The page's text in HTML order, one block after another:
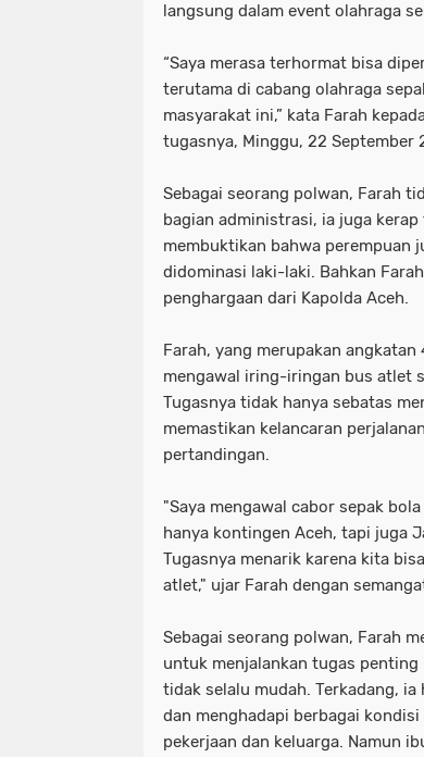
langsung dalam event olahraga
“Saya merasa terhormat bisa
terutama di cabang olahraga
masyarakat ini,” kata Farah
tugasnya, Minggu, 22 September
Sebagai seorang polwan, Farah
bagian administrasi, ia juga
membuktikan bahwa perempuan
didominasi laki-laki. Bahkan
penghargaan dari Kapolda Aceh.
Farah, yang merupakan
mengawal iring-iringan bus atlet
Tugasnya tidak hanya sebatas
memastikan kelancaran
pertandingan.
"Saya mengawal cabor sepak
hanya kontingen Aceh, tapi juga
Tugasnya menarik karena kita
atlet," ujar Farah dengan
Sebagai seorang polwan, Farah
untuk menjalankan tugas
tidak selalu mudah. Terkadang,
dan menghadapi berbagai
pekerjaan dan keluarga. Namun